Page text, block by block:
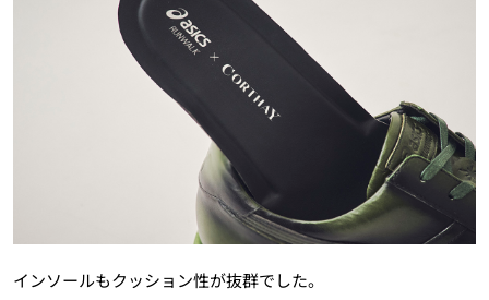
インソールもクッション性が抜群でした。